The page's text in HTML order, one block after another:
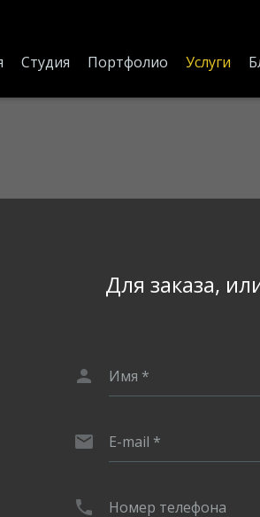
Студия Портфолио Услуги
Для заказа,
Имя *
E-mail *
Номер телефона